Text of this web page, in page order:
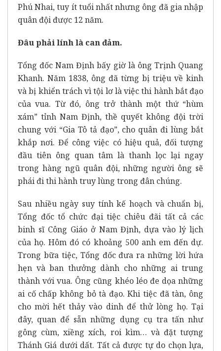
Phú Nhai, tuy ít tuổi nhất nhưng ông đã gia nhập
quân đội được 12 năm.
Đâu phải lính là can đảm.
Tổng đốc Nam Định bấy giờ là ông Trịnh Quang
Khanh. Năm 1838, ông đã từng bị triệu về kinh
và bị khiển trách vì tội lơ là việc thi hành bắt đạo
của vua. Từ đó, ông trở thành một thứ “hùm
xám” tỉnh Nam Định, thề quyết không đội trời
chung với “Gia Tô tả đạo”, cho quân đi lùng bắt
khắp nơi. Để công việc có hiệu quả, đối tượng
đầu tiên ông quan tâm là thanh lọc lại ngay
trong hàng ngũ quân đội, những người ông sẽ
phái đi thi hành truy lùng trong đân chúng.
Sau nhiều ngày suy tính kế hoạch và chuẩn bị,
Tổng đốc tổ chức đại tiệc chiêu đãi tất cả các
binh sĩ Công Giáo ở Nam Định, dựa vào lý lịch
của họ. Hôm đó có khoảng 500 anh em đến dự.
Trong bữa tiệc, Tổng đốc đưa ra những lời hứa
hẹn và ban thưởng dành cho những ai trung
thành với vua. Ông cũng khéo léo đe dọa những
ai cố chấp không bỏ tà đạo. Khi tiệc đã tàn, ông
cho mời hết thảy vào dinh để thử lòng họ. Tại
đây, quan để sẵn những dụng cụ tra tấn như
gông cùm, xiềng xích, roi kìm… và đặt tượng
Thánh Giá dưới dất. Tất cả được tự do chọn lựa,